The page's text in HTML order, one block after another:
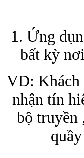
1. Ứng
bất kỳ
VD: Khách
nhận tín
bộ truyền